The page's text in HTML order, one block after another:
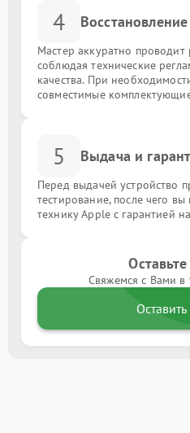
4 Восстановление
Мастер аккуратно
соблюдая технические
качества. При
совместимые
5 Выдача и
Перед выдачей устройство
тестирование, после чего
технику Apple с гарантией
Свяжемся с Вами в